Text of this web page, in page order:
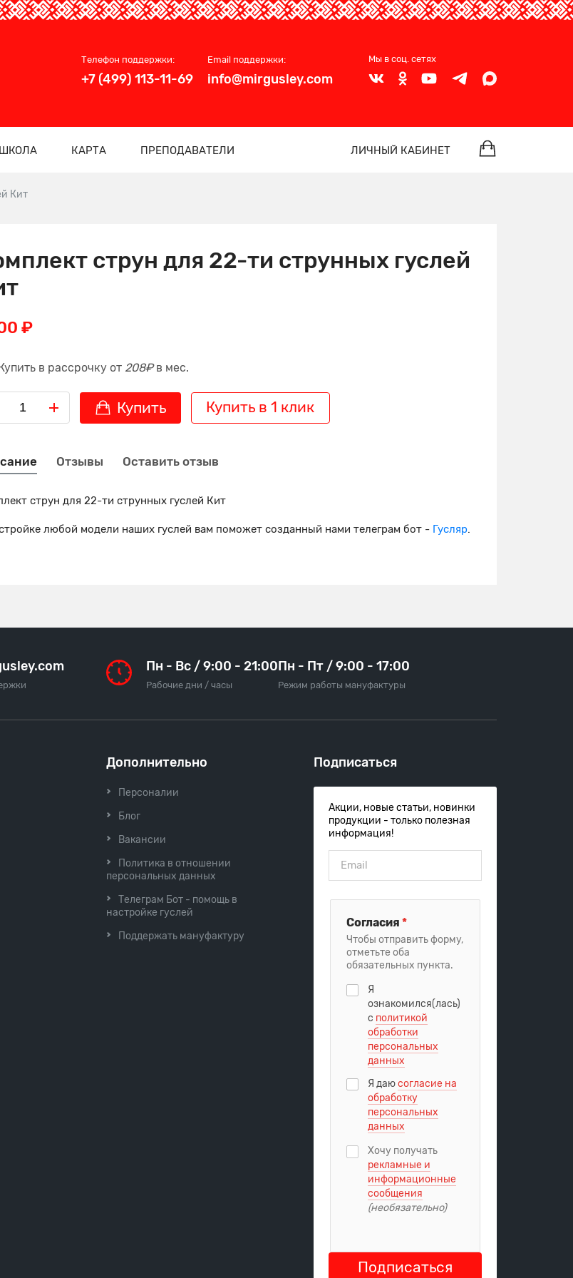
Телефон поддержки:
+7 (499) 113-11-69
Email поддержки:
info@mirgusley.com
Мы в соц. сетях
ШКОЛА КАРТА ПРЕПОДАВАТЕЛИ ЛИЧНЫЙ КАБИНЕТ
Кит
струн для 22-ти струнных гуслей
₽
в рассрочку от 208₽в мес.
Купить Купить в 1 клик
Отзывы Оставить отзыв
струн для 22-ти струнных гуслей Кит
любой модели наших гуслей вам поможет созданный нами телеграм бот - Гусляр.
Пн - Вс / 9:00 - 21:00
Рабочие дни / часы
Пн - Пт / 9:00 - 17:00
Режим работы мануфактуры
Дополнительно
Персоналии
Блог
Вакансии
Политика в отношении
персональных данных
Телеграм Бот - помощь в
настройке гуслей
Поддержать мануфактуру
Подписаться
Акции, новые статьи, новинки
продукции - только полезная
информация!
Согласия *
Чтобы отправить форму,
отметьте оба
обязательных пункта.
Я
ознакомился(лась)
с политикой
обработки
персональных
данных
Я даюсогласие на
обработку
персональных
данных
Хочу получать
рекламные и
информационные
сообщения
(необязательно)
Подписаться